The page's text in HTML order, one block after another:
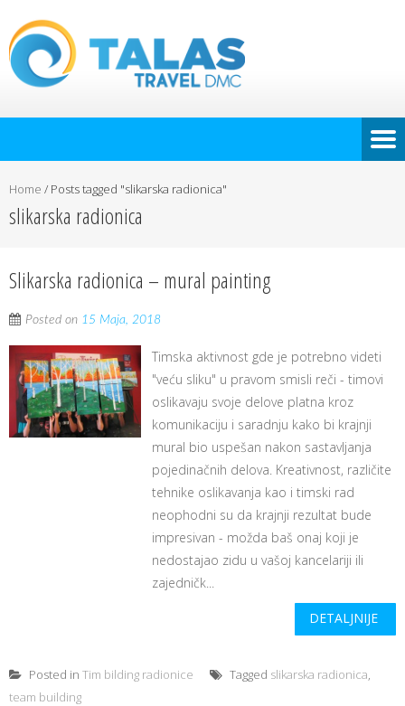
Home / Posts tagged "slikarska radionica"
slikarska radionica
Slikarska radionica – mural painting
Posted on 15 Maja, 2018
Timska aktivnost gde je potrebno videti
"veću sliku" u pravom smisli reči - timovi
oslikavaju svoje delove platna kroz
komunikaciju i saradnju kako bi krajnji
mural bio uspešan nakon sastavljanja
pojedinačnih delova. Kreativnost, različite
tehnike oslikavanja kao i timski rad
neophodni su da krajnji rezultat bude
impresivan - možda baš onaj koji je
nedostajao zidu u vašoj kancelariji ili
zajedničk...
DETALJNIJE
Posted in Tim bilding radionice Tagged slikarska radionica,
team building